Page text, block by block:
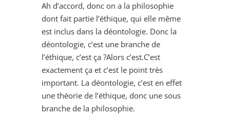
Ah d’accord, donc on a la philosophie
dont fait partie l’éthique, qui elle même
est inclus dans la déontologie. Donc la
déontologie, c’est une branche de
l’éthique, c’est ça ?Alors c’est.C’est
exactement ça et c’est le point très
important. La déontologie, c’est en effet
une théorie de l’éthique, donc une sous
branche de la philosophie.